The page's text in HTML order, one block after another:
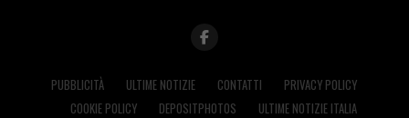
PUBBLICITÀ ULTIME NOTIZIE CONTATTI
PRIVACY POLICY
COOKIE POLICY
DEPOSITPHOTOS ULTIME NOTIZIE ITALIA